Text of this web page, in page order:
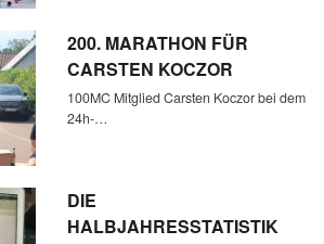
200. MARATHON FÜR
CARSTEN KOCZOR
100MC Mitglied Carsten Koczor bei dem
24h-…
DIE
HALBJAHRESSTATISTIK